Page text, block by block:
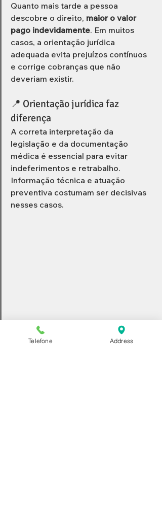
Quanto mais tarde a pessoa
descobre o direito, maior o valor
pago indevidamente. Em muitos
casos, a orientação jurídica
adequada evita prejuízos contínuos
e corrige cobranças que não
deveriam existir.
📍 Orientação jurídica faz
diferença
A correta interpretação da
legislação e da documentação
médica é essencial para evitar
indeferimentos e retrabalho.
Informação técnica e atuação
preventiva costumam ser decisivas
nesses casos.
Telefone Address